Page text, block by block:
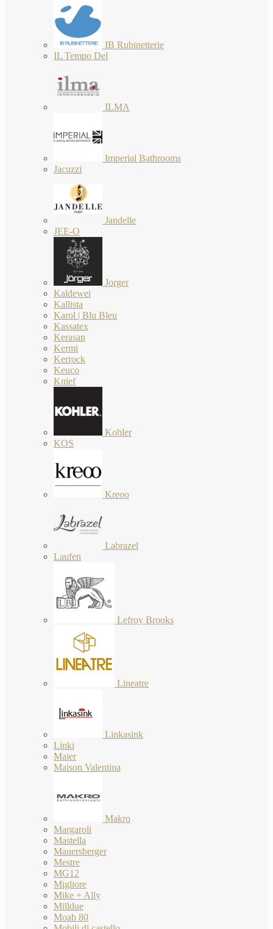
IB Rubinetterie
IL Tempo Del
ILMA
Imperial Bathrooms
Jacuzzi
Jandelle
JEE-O
Jorger
Kaldewei
Kallista
Karol | Blu Bleu
Kassatex
Kerasan
Kermi
Kerrock
Keuco
Knief
Kohler
KOS
Kreoo
Labrazel
Laufen
Lefroy Brooks
Lineatre
Linkasink
Linki
Maier
Maison Valentina
Makro
Margaroli
Mastella
Mauersberger
Mestre
MG12
Migliore
Mike + Ally
Milldue
Moab 80